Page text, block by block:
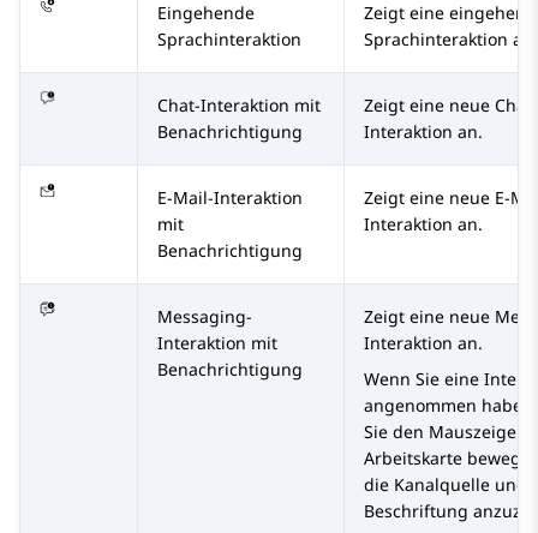
Eingehende
Sprachinteraktion
Zeigt eine
Sprachinteraktion an.
Chat-Interaktion mit
Benachrichtigung
Zeigt eine neue Chat-
Interaktion an.
E-Mail-Interaktion
mit
Benachrichtigung
Zeigt eine neue E-
Interaktion an.
Messaging-
Interaktion mit
Benachrichtigung
Zeigt eine neue
Interaktion an.
Wenn Sie eine
angenommen
Sie den Mauszeiger
Arbeitskarte
die Kanalquelle und
Beschriftung